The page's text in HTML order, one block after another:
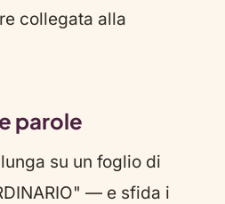
collegata alla
parole
su un foglio di
— e sfida i